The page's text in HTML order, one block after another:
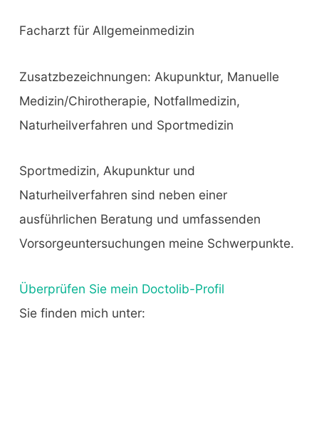
Facharzt für Allgemeinmedizin
Zusatzbezeichnungen: Akupunktur, Manuelle
Medizin/Chirotherapie, Notfallmedizin,
Naturheilverfahren und Sportmedizin
Sportmedizin, Akupunktur und
Naturheilverfahren sind neben einer
ausführlichen Beratung und umfassenden
Vorsorgeuntersuchungen meine Schwerpunkte.
Überprüfen Sie mein Doctolib-Profil
Sie finden mich unter: